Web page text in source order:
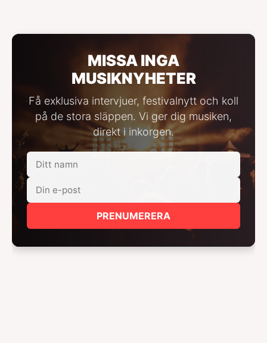
MISSA INGA
MUSIKNYHETER
Få exklusiva intervjuer, festivalnytt och koll
på de stora släppen. Vi ger dig musiken,
direkt i inkorgen.
PRENUMERERA